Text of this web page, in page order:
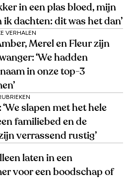
in een plas bloed, mijn
ik dachten: dit was het dan’
VERHALEN
Merel en Fleur zijn
‘We hadden
in onze top-3
slapen met het hele
familiebed en de
verrassend rustig’
laten in een
voor een boodschap of